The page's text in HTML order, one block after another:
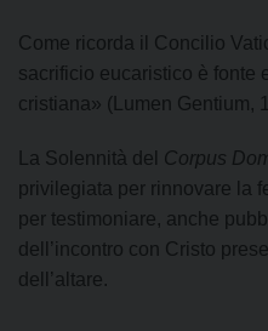
Come ricorda il Concilio
sacrificio eucaristico è fonte
cristiana» (Lumen Gentium,
La Solennità del Corpus
privilegiata per rinnovare la
per testimoniare, anche
dell’incontro con Cristo
dell’altare.